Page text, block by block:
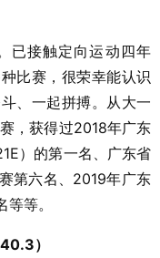
接触定向运动四年
比赛，很荣幸能认识
、一起拼搏。从大一
，获得过2018年广东
）的第一名、广东省
第六名、2019年广东
等。
）